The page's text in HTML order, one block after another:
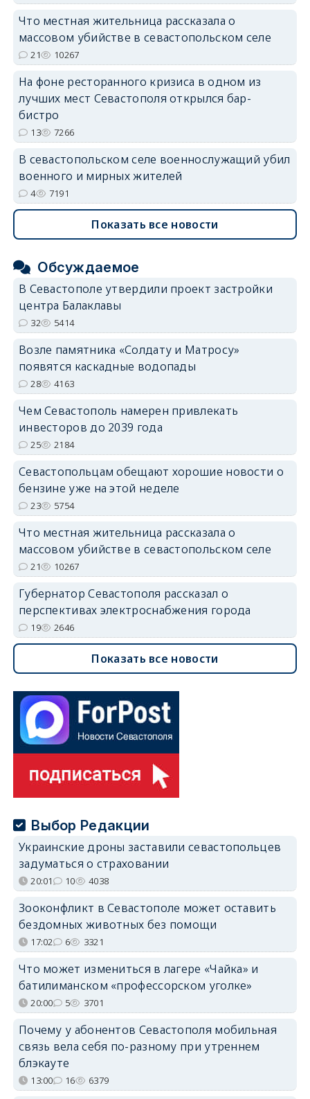
Что местная жительница рассказала о
массовом убийстве в севастопольском селе
21 10267
На фоне ресторанного кризиса в одном из
лучших мест Севастополя открылся бар-
бистро
13 7266
В севастопольском селе военнослужащий убил
военного и мирных жителей
4 7191
Показать все новости
Обсуждаемое
В Севастополе утвердили проект застройки
центра Балаклавы
32 5414
Возле памятника «Солдату и Матросу»
появятся каскадные водопады
28 4163
Чем Севастополь намерен привлекать
инвесторов до 2039 года
25 2184
Севастопольцам обещают хорошие новости о
бензине уже на этой неделе
23 5754
Что местная жительница рассказала о
массовом убийстве в севастопольском селе
21 10267
Губернатор Севастополя рассказал о
перспективах электроснабжения города
19 2646
Показать все новости
Выбор Редакции
Украинские дроны заставили севастопольцев
задуматься о страховании
20:01 10 4038
Зооконфликт в Севастополе может оставить
бездомных животных без помощи
17:02 6 3321
Что может измениться в лагере «Чайка» и
батилиманском «профессорском уголке»
20:00 5 3701
Почему у абонентов Севастополя мобильная
связь вела себя по-разному при утреннем
блэкауте
13:00 16 6379